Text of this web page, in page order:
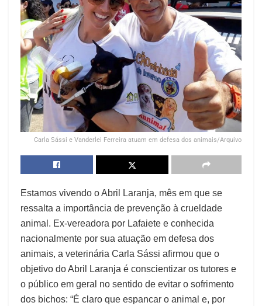
Carla Sássi e Vanderlei Ferreira atuam em defesa dos animais/Arquivo
Estamos vivendo o Abril Laranja, mês em que se
ressalta a importância de prevenção à crueldade
animal. Ex-vereadora por Lafaiete e conhecida
nacionalmente por sua atuação em defesa dos
animais, a veterinária Carla Sássi afirmou que o
objetivo do Abril Laranja é conscientizar os tutores e
o público em geral no sentido de evitar o sofrimento
dos bichos: “É claro que espancar o animal e, por